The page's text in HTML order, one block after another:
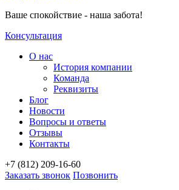
Ваше спокойствие - наша забота!
Консультация
О нас
История компании
Команда
Реквизиты
Блог
Новости
Вопросы и ответы
Отзывы
Контакты
+7 (812) 209-16-60
Заказать звонок Позвонить